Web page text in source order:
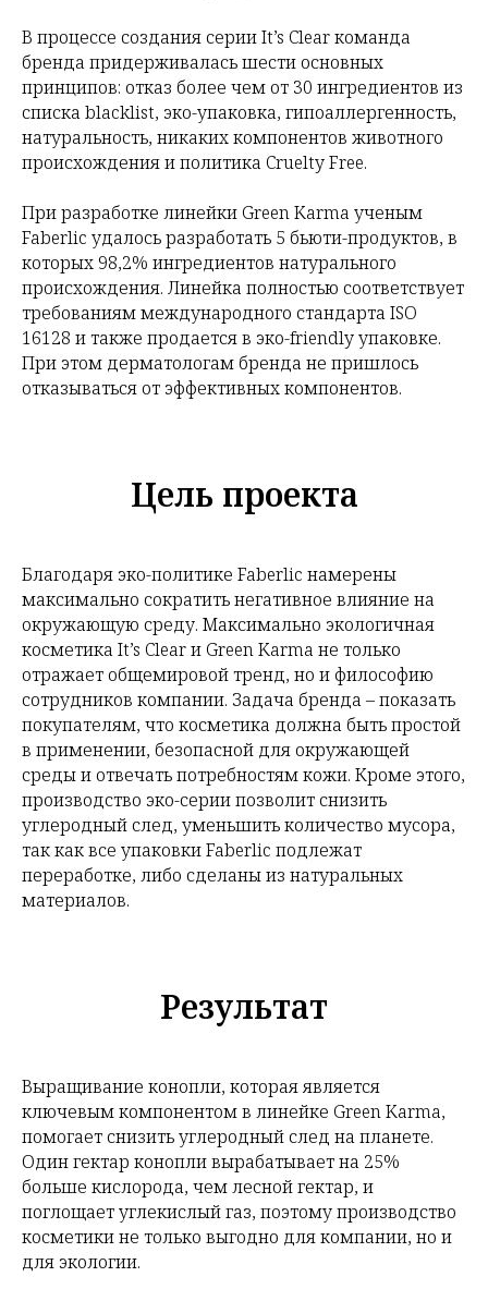
В процессе создания серии It’s Clear команда
бренда придерживалась шести основных
принципов: отказ более чем от 30 ингредиентов из
списка blacklist, эко-упаковка, гипоаллергенность,
натуральность, никаких компонентов животного
происхождения и политика Cruelty Free.
При разработке линейки Green Karma ученым
Faberlic удалось разработать 5 бьюти-продуктов, в
которых 98,2% ингредиентов натурального
происхождения. Линейка полностью соответствует
требованиям международного стандарта ISO
16128 и также продается в эко-friendly упаковке.
При этом дерматологам бренда не пришлось
отказываться от эффективных компонентов.
Цель проекта
Благодаря эко-политике Faberlic намерены
максимально сократить негативное влияние на
окружающую среду. Максимально экологичная
косметика It’s Clear и Green Karma не только
отражает общемировой тренд, но и философию
сотрудников компании. Задача бренда – показать
покупателям, что косметика должна быть простой
в применении, безопасной для окружающей
среды и отвечать потребностям кожи. Кроме этого,
производство эко-серии позволит снизить
углеродный след, уменьшить количество мусора,
так как все упаковки Faberlic подлежат
переработке, либо сделаны из натуральных
материалов.
Результат
Выращивание конопли, которая является
ключевым компонентом в линейке Green Karma,
помогает снизить углеродный след на планете.
Один гектар конопли вырабатывает на 25%
больше кислорода, чем лесной гектар, и
поглощает углекислый газ, поэтому производство
косметики не только выгодно для компании, но и
для экологии.